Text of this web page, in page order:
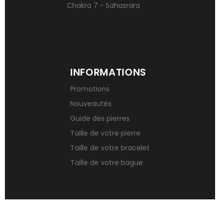
Chakra 7 - Sahasrara
INFORMATIONS
Promotions
Nouveautés
Guide des pierres
Taille de votre pierre
Taille de votre bracelet
Taille de votre bague